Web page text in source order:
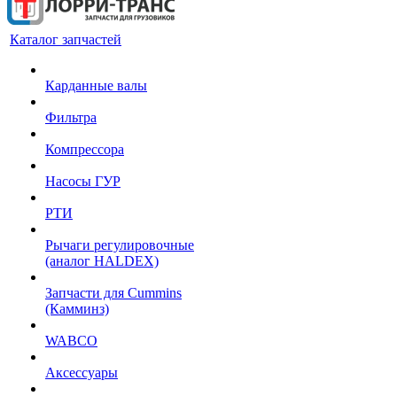
Каталог запчастей
Карданные валы
Фильтра
Компрессора
Насосы ГУР
РТИ
Рычаги регулировочные
(аналог HALDEX)
Запчасти для Cummins
(Камминз)
WABCO
Аксессуары